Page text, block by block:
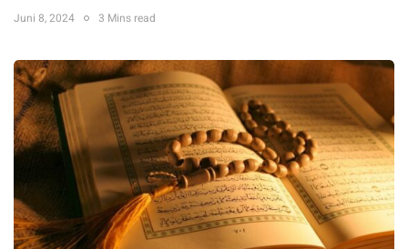
Juni 8, 2024 3 Mins read